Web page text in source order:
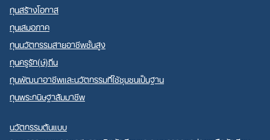
ทุนสร้างโอกาส
ทุนเสมอภาค
ทุนนวัตกรรมสายอาชีพชั้นสูง
ทุนครูรัก(ษ์)ถิ่น
ทุนพัฒนาอาชีพและนวัตกรรมที่ใช้ชุมชนเป็นฐาน
ทุนพระกนิษฐาสัมมาชีพ
นวัตกรรมต้นแบบ